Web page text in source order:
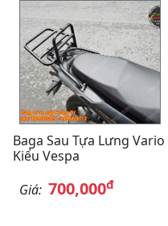
Baga Sau Tựa Lưng Vario
Kiểu Vespa
Giá: 700,000đ